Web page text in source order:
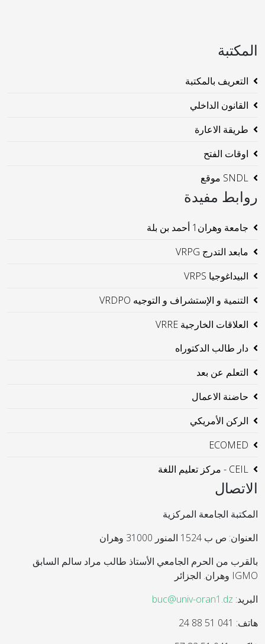
المكتبة
التعريف بالمكتبة
القانون الداخلي
طريقة الاعارة
اوقات الفتح
SNDL موقع
روابط مفيدة
جامعة وهران1 أحمد بن بلة
مابعد التدرج VRPG
البيداغوجيا VRPS
التنمية و الإستشراف و التوجيه VRDPO
العلاقات الخارجية VRRE
دار طالب الدكتوراه
التعلم عن بعد
حاضنة الاعمال
الركن الأمريكي
ECOMED
CEIL - مركز تعليم اللغة
الاتصال
المكتبة الجامعة المركزية
العنوان: ص ب 1524 المنور 31000 وهران
بالقرب من الحرم الجامعي الأستاذ طالب مراد سالم السابق
IGMO وهران. الجزائر
البريد: buc@univ-oran1.dz
هاتف: 041 51 88 24